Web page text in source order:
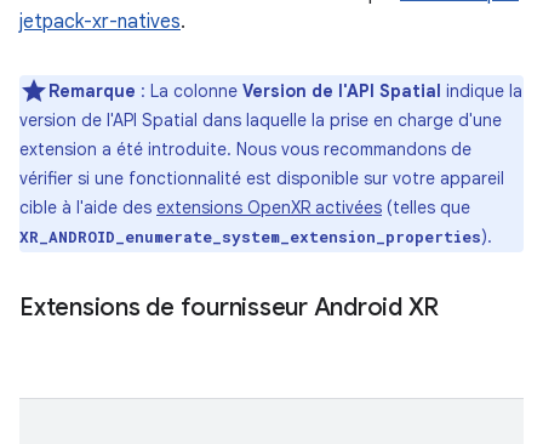
jetpack-xr-natives.
Remarque : La colonne Version de l'API Spatial indique la
version de l'API Spatial dans laquelle la prise en charge d'une
extension a été introduite. Nous vous recommandons de
vérifier si une fonctionnalité est disponible sur votre appareil
cible à l'aide des extensions OpenXR activées (telles que
XR_ANDROID_enumerate_system_extension_properties).
Extensions de fournisseur Android XR